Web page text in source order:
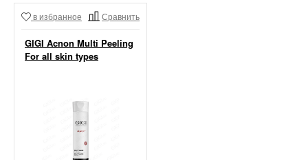
в избранное Сравнить
GIGI Acnon Multi Peeling
For all skin types